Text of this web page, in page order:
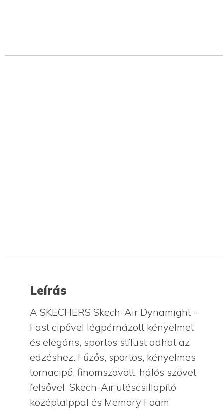
Leírás
A SKECHERS Skech-Air Dynamight -
Fast cipővel légpárnázott kényelmet
és elegáns, sportos stílust adhat az
edzéshez. Fűzős, sportos, kényelmes
tornacipő, finomszövött, hálós szövet
felsővel, Skech-Air ütéscsillapító
középtalppal és Memory Foam